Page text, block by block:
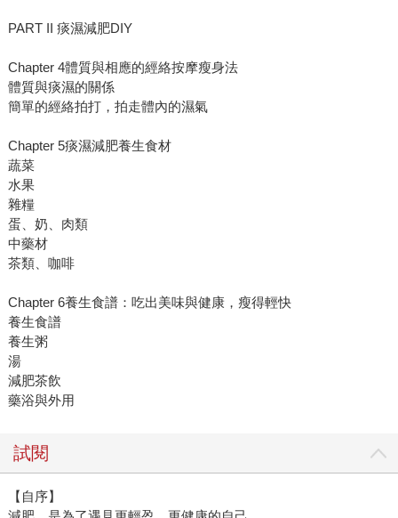
PART II 痰濕減肥DIY
Chapter 4體質與相應的經絡按摩瘦身法
體質與痰濕的關係
簡單的經絡拍打，拍走體內的濕氣
Chapter 5痰濕減肥養生食材
蔬菜
水果
雜糧
蛋、奶、肉類
中藥材
茶類、咖啡
Chapter 6養生食譜：吃出美味與健康，瘦得輕快
養生食譜
養生粥
湯
減肥茶飲
藥浴與外用
試閱
【自序】